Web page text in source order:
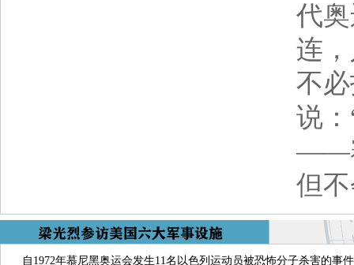
代
连
不
说
——
但
自1972年慕尼黑奥运会发生11名以色列运动员被恐怖分子杀害的